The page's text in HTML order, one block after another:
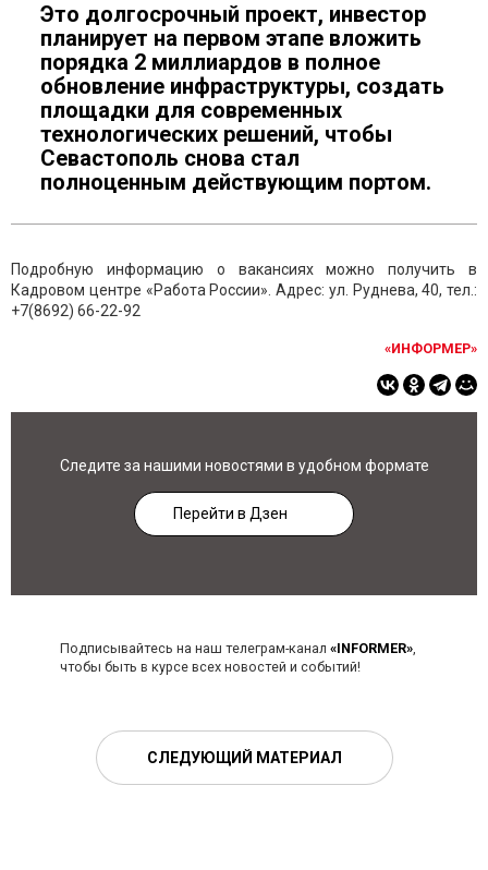
Это долгосрочный проект, инвестор
планирует на первом этапе вложить
порядка 2 миллиардов в полное
обновление инфраструктуры, создать
площадки для современных
технологических решений, чтобы
Севастополь снова стал
полноценным действующим портом.
Подробную информацию о вакансиях можно получить в
Кадровом центре «Работа России». Адрес: ул. Руднева, 40, тел.:
+7(8692) 66-22-92
«ИНФОРМЕР»
Следите за нашими новостями в удобном формате
Перейти в Дзен
Подписывайтесь на наш телеграм-канал «INFORMER»,
чтобы быть в курсе всех новостей и событий!
СЛЕДУЮЩИЙ МАТЕРИАЛ